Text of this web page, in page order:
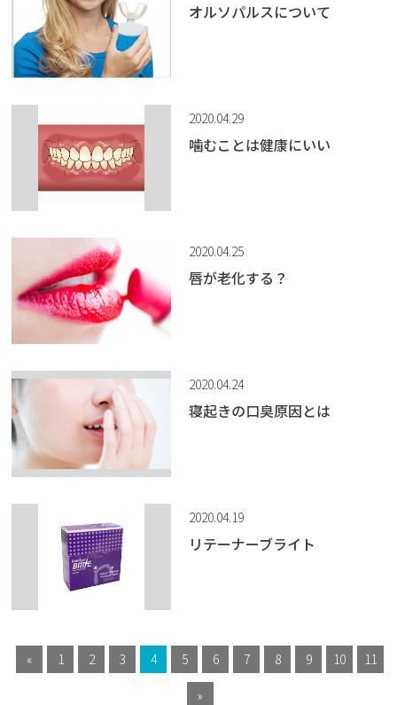
オルソパルスについて
2020.04.29
噛むことは健康にいい
2020.04.25
唇が老化する？
2020.04.24
寝起きの口臭原因とは
2020.04.19
リテーナーブライト
« 1 2 3 4 5 6 7 8 9 10 11
»